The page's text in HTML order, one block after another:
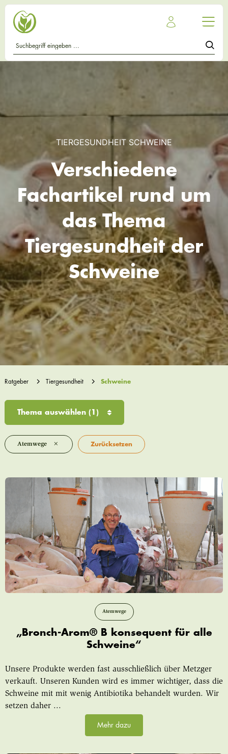
TIERGESUNDHEIT SCHWEINE
Verschiedene
Fachartikel rund um
das Thema
Tiergesundheit der
Schweine
Ratgeber Tiergesundheit Schweine
Thema auswählen (1)
Atemwege × Zurücksetzen
Atemwege
„Bronch-Arom® B konsequent für alle
Schweine“
Unsere Produkte werden fast ausschließlich über Metzger
verkauft. Unseren Kunden wird es immer wichtiger, dass die
Schweine mit mit wenig Antibiotika behandelt wurden. Wir
setzen daher ...
Mehr dazu